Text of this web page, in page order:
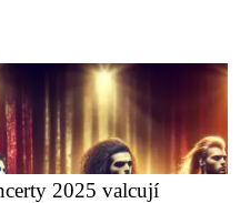
2025 valcují